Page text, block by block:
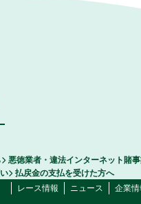
悪徳業者・違法インターネット賭
払戻金の支払を受けた方へ
レース情報 ニュース 企業情